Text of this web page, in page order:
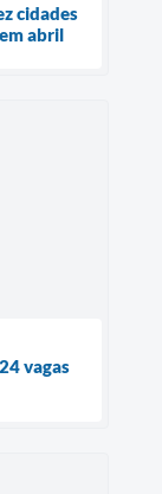
cidades
abril
vagas